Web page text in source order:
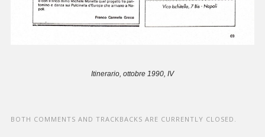
Itinerario, ottobre 1990, IV
BOTH COMMENTS AND TRACKBACKS ARE CURRENTLY CLOSED.